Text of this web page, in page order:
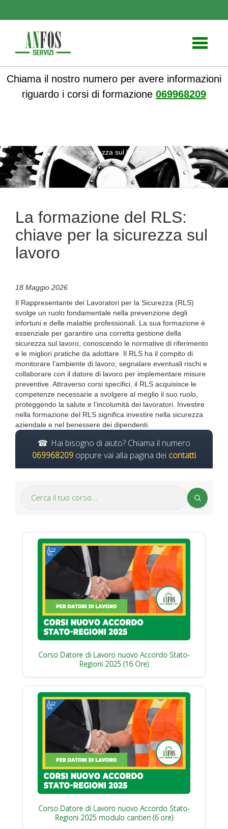
Toggle
Chiama il nostro numero per avere informazioni
riguardo i corsi di formazione 069968209
sicurezza sul lavoro
La formazione del RLS:
chiave per la sicurezza sul
lavoro
18 Maggio 2026
Il Rappresentante dei Lavoratori per la Sicurezza (RLS)
svolge un ruolo fondamentale nella prevenzione degli
infortuni e delle malattie professionali. La sua formazione è
essenziale per garantire una corretta gestione della
sicurezza sul lavoro, conoscendo le normative di riferimento
e le migliori pratiche da adottare. Il RLS ha il compito di
monitorare l’ambiente di lavoro, segnalare eventuali rischi e
collaborare con il datore di lavoro per implementare misure
preventive. Attraverso corsi specifici, il RLS acquisisce le
competenze necessarie a svolgere al meglio il suo ruolo,
proteggendo la salute e l’incolumità dei lavoratori. Investire
nella formazione del RLS significa investire nella sicurezza
aziendale e nel benessere dei dipendenti.
Hai bisogno di aiuto? Chiama il numero
069968209 oppure vai alla pagina dei contatti
Corso Datore di Lavoro nuovo Accordo Stato-
Regioni 2025 (16 Ore)
Corso Datore di Lavoro nuovo Accordo Stato-
Regioni 2025 modulo cantieri (6 ore)